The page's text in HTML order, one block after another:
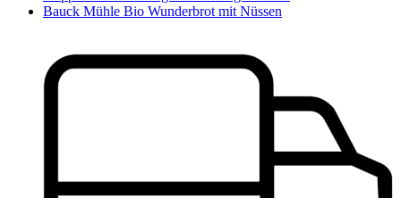
Bauck Mühle Bio Wunderbrot mit Nüssen